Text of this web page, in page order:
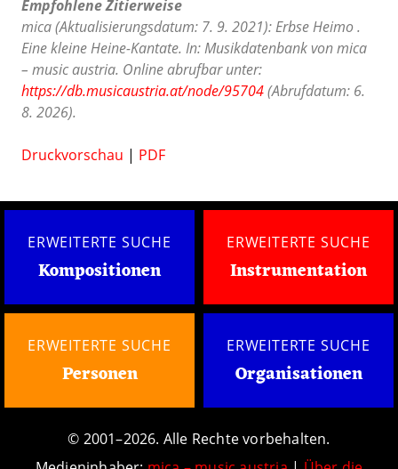
Empfohlene Zitierweise
mica (Aktualisierungsdatum: 7. 9. 2021): Erbse Heimo .
Eine kleine Heine-Kantate. In: Musikdatenbank von mica
– music austria. Online abrufbar unter:
https://db.musicaustria.at/node/95704(Abrufdatum: 6.
8. 2026).
Druckvorschau | PDF
ERWEITERTE SUCHE
Kompositionen
ERWEITERTE SUCHE
Instrumentation
ERWEITERTE SUCHE
Personen
ERWEITERTE SUCHE
Organisationen
© 2001–2026. Alle Rechte vorbehalten.